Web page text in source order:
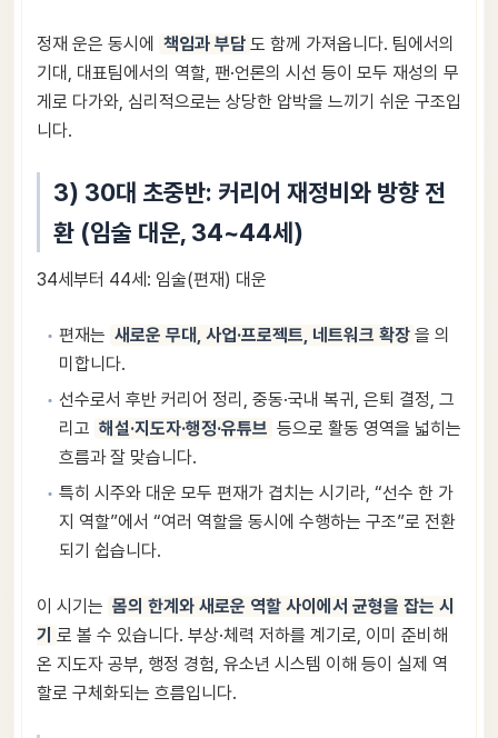
정재 운은 동시에 책임과 부담 도 함께 가져옵니다. 팀에서의
기대, 대표팀에서의 역할, 팬·언론의 시선 등이 모두 재성의 무
게로 다가와, 심리적으로는 상당한 압박을 느끼기 쉬운 구조입
니다.
3) 30대 초중반: 커리어 재정비와 방향 전
환 (임술 대운, 34~44세)
34세부터 44세: 임술(편재) 대운
편재는 새로운 무대, 사업·프로젝트, 네트워크 확장 을 의
미합니다.
선수로서 후반 커리어 정리, 중동·국내 복귀, 은퇴 결정, 그
리고 해설·지도자·행정·유튜브 등으로 활동 영역을 넓히는
흐름과 잘 맞습니다.
특히 시주와 대운 모두 편재가 겹치는 시기라, “선수 한 가
지 역할”에서 “여러 역할을 동시에 수행하는 구조”로 전환
되기 쉽습니다.
이 시기는 몸의 한계와 새로운 역할 사이에서 균형을 잡는 시
기 로 볼 수 있습니다. 부상·체력 저하를 계기로, 이미 준비해
온 지도자 공부, 행정 경험, 유소년 시스템 이해 등이 실제 역
할로 구체화되는 흐름입니다.